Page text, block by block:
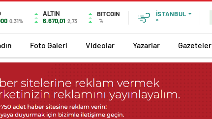
0.31%
ALTIN
6.670,01 2,73
BITCOIN
%
İSTANBUL
°
Foto Galeri Videolar Yazarlar Gazeteler